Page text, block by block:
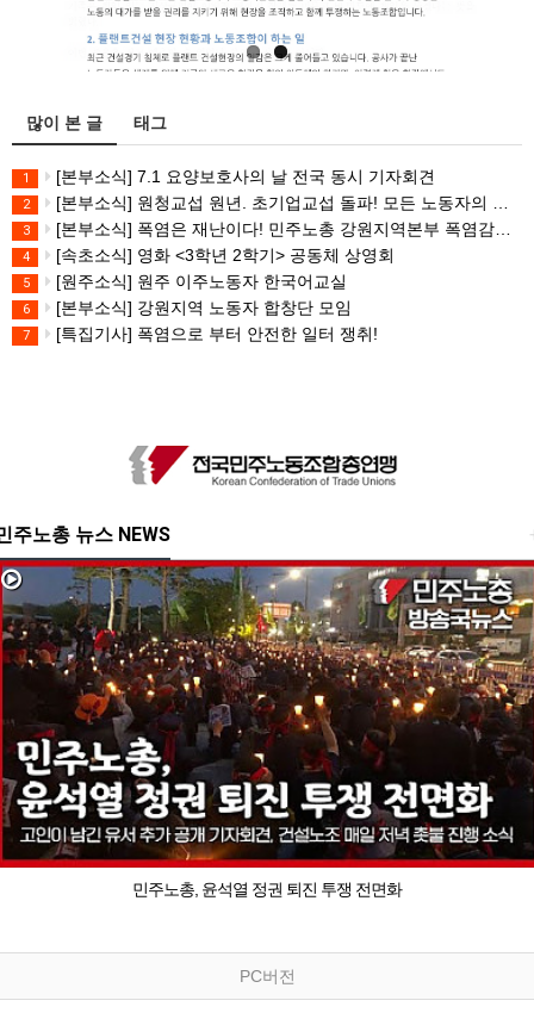
많이 본 글 태그
1 [본부소식] 7.1 요양보호사의 날 전국 동시 기자회견
2 [본부소식] 원청교섭 원년. 초기업교섭 돌파! 모든 노동자의 노동기본권 쟁취! 민주노총 7.15 총파업대회
3 [본부소식] 폭염은 재난이다! 민주노총 강원지역본부 폭염감시단 선포 기자회견
4 [속초소식] 영화 <3학년 2학기> 공동체 상영회
5 [원주소식] 원주 이주노동자 한국어교실
6 [본부소식] 강원지역 노동자 합창단 모임
7 [특집기사] 폭염으로 부터 안전한 일터 쟁취!
주노총 뉴스 NEWS
민주노총, 윤석열 정권 퇴진 투쟁 전면화
PC버전